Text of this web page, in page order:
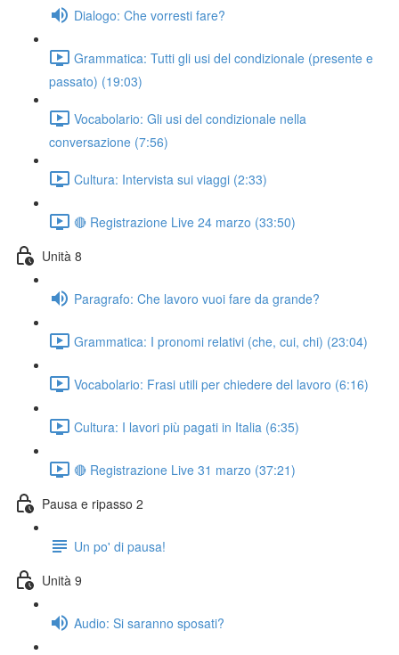
Dialogo: Che vorresti fare?
Grammatica: Tutti gli usi del condizionale (presente e
passato) (19:03)
Vocabolario: Gli usi del condizionale nella
conversazione (7:56)
Cultura: Intervista sui viaggi (2:33)
🔴 Registrazione Live 24 marzo (33:50)
Unità 8
Paragrafo: Che lavoro vuoi fare da grande?
Grammatica: I pronomi relativi (che, cui, chi) (23:04)
Vocabolario: Frasi utili per chiedere del lavoro (6:16)
Cultura: I lavori più pagati in Italia (6:35)
🔴 Registrazione Live 31 marzo (37:21)
Pausa e ripasso 2
Un po' di pausa!
Unità 9
Audio: Si saranno sposati?